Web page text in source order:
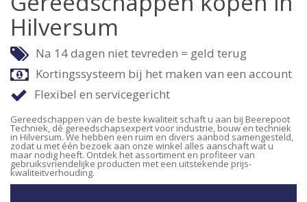
Hilversum
Na 14 dagen niet tevreden = geld terug
Kortingssysteem bij het maken van een account
Flexibel en servicegericht
Gereedschappen van de beste kwaliteit schaft u aan bij Beerepoot
Techniek, dé gereedschapsexpert voor industrie, bouw en techniek
in Hilversum. We hebben een ruim en divers aanbod samengesteld,
zodat u met één bezoek aan onze winkel alles aanschaft wat u
maar nodig heeft. Ontdek het assortiment en profiteer van
gebruiksvriendelijke producten met een uitstekende prijs-
kwaliteitverhouding.